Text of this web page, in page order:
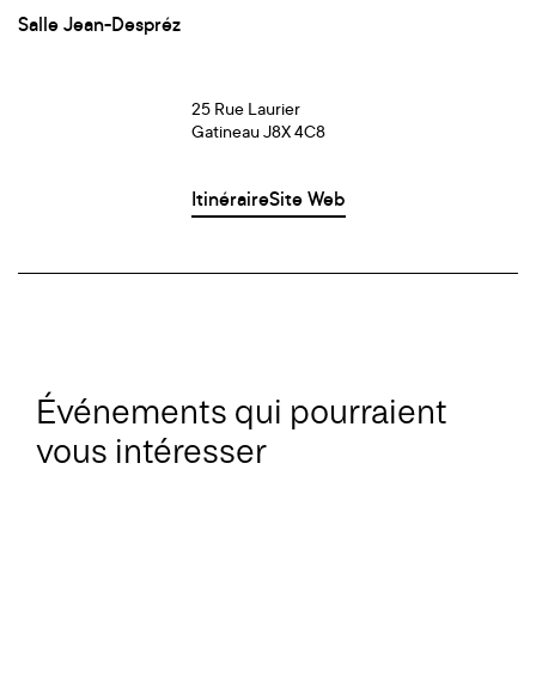
Salle Jean-Despréz
25 Rue Laurier
Gatineau J8X 4C8
ItinéraireSite Web
Événements qui pourraient
vous intéresser